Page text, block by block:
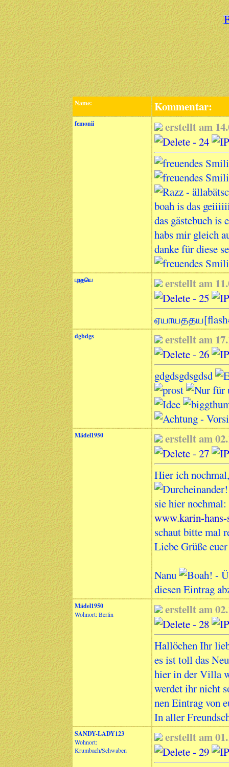
Name: Kommentar:
femonii erstellt am
boah is das
das gästebuch is
habs mir gleich
danke für diese
புரதயெ erstellt am
dgbdgs erstellt am
gdgdsgdsgdsd
Mädel1950 erstellt am
Hier ich
sie hier nochmal:
www.karin-
schaut bitte mal
Liebe Grüße
Nanu
diesen Eintrag
Mädel1950
Wohnort: Berlin erstellt am
Hallöchen Ihr
es ist toll das
hier in der Villa
werdet ihr nicht
nen Eintrag von
In aller
SANDY-LADY123
Wohnort:
Krumbach/Schwaben
erstellt am